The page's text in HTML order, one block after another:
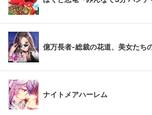
億万長者-総裁の花道、美女たち
ナイトメアハーレム